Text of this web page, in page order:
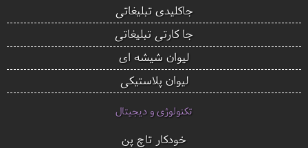
جاکلیدی تبلیغاتی
جا کارتی تبلیغاتی
لیوان شیشه ای
لیوان پلاستیکی
تکنولوژی و دیجیتال
خودکار تاچ پن